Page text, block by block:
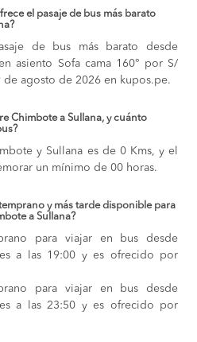
el pasaje de bus más barato
de bus más barato desde
asiento Sofa cama 160° por S/
de agosto de 2026 en kupos.pe.
Chimbote a Sullana, y cuánto
y Sullana es de 0 Kms, y el
un mínimo de 00 horas.
y más tarde disponible para
a Sullana?
para viajar en bus desde
a las 19:00 y es ofrecido por
para viajar en bus desde
a las 23:50 y es ofrecido por